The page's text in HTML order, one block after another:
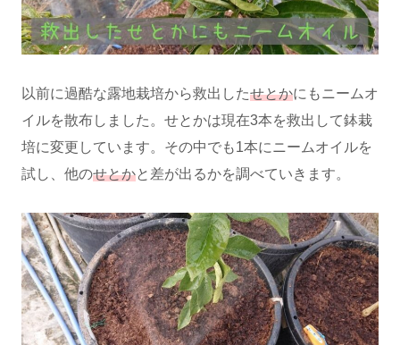
以前に過酷な露地栽培から救出したせとかにもニームオ
イルを散布しました。せとかは現在3本を救出して鉢栽
培に変更しています。その中でも1本にニームオイルを
試し、他のせとかと差が出るかを調べていきます。